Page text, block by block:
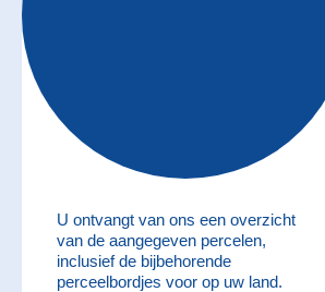
U ontvangt van ons een overzicht
van de aangegeven percelen,
inclusief de bijbehorende
perceelbordjes voor op uw land.